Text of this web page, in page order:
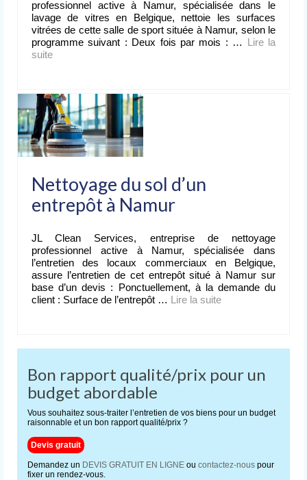
professionnel active à Namur, spécialisée dans le
lavage de vitres en Belgique, nettoie les surfaces
vitrées de cette salle de sport située à Namur, selon le
programme suivant : Deux fois par mois : … Lire la
suite­­
Nettoyage du sol d’un
entrepôt à Namur
JL Clean Services, entreprise de nettoyage
professionnel active à Namur, spécialisée dans
l’entretien des locaux commerciaux en Belgique,
assure l’entretien de cet entrepôt situé à Namur sur
base d’un devis : Ponctuellement, à la demande du
client : Surface de l’entrepôt … Lire la suite­­
Bon rapport qualité/prix pour un
budget abordable
Vous souhaitez sous-traiter l’entretien de vos biens pour un budget
raisonnable et un bon rapport qualité/prix ?
Devis gratuit
Demandez un DEVIS GRATUIT EN LIGNE ou contactez-nous pour
fixer un rendez-vous.